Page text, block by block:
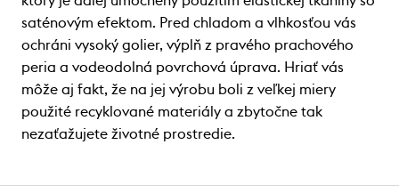
saténovým efektom. Pred chladom a vlhkosťou vás
ochráni vysoký golier, výplň z pravého prachového
peria a vodeodolná povrchová úprava. Hriať vás
môže aj fakt, že na jej výrobu boli z veľkej miery
použité recyklované materiály a zbytočne tak
nezaťažujete životné prostredie.